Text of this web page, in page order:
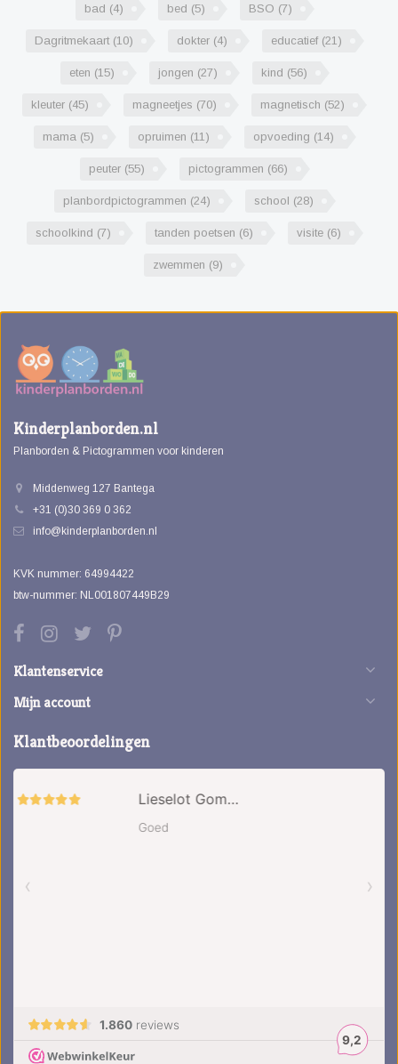
bad (4) bed (5) BSO (7)
Dagritmekaart (10) dokter (4) educatief (21)
eten (15) jongen (27) kind (56)
kleuter (45) magneetjes (70) magnetisch (52)
mama (5) opruimen (11) opvoeding (14)
peuter (55) pictogrammen (66)
planbordpictogrammen (24) school (28)
schoolkind (7) tanden poetsen (6) visite (6)
zwemmen (9)
Kinderplanborden.nl
Planborden & Pictogrammen voor kinderen
Middenweg 127 Bantega
+31 (0)30 369 0 362
info@kinderplanborden.nl
KVK nummer: 64994422
btw-nummer: NL001807449B29
Klantenservice
Mijn account
Klantbeoordelingen